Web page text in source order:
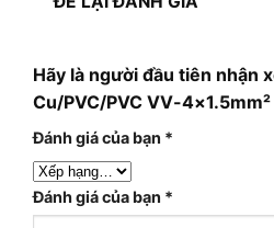
Hãy là người đầu tiên nhận
Cu/PVC/PVC VV-4×1.5mm²
Đánh giá của bạn *
Đánh giá của bạn *